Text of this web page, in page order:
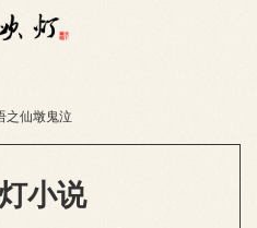
之仙墩鬼泣
小说